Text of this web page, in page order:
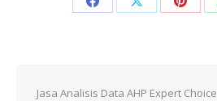
Share
Share
Share
Jasa Analisis Data AHP Expert Choice